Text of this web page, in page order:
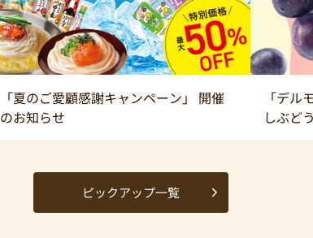
「夏のご愛顧感謝キャンペーン」 開催
のお知らせ
「デ
しぶど
ピックアップ一覧